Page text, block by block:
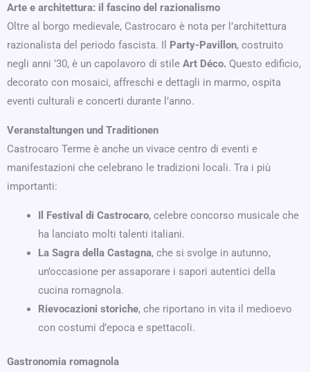
Arte e architettura: il fascino del razionalismo
Oltre al borgo medievale, Castrocaro è nota per l’architettura
razionalista del periodo fascista. Il Party-Pavillon, costruito
negli anni ’30, è un capolavoro di stile Art Déco. Questo edificio,
decorato con mosaici, affreschi e dettagli in marmo, ospita
eventi culturali e concerti durante l’anno.
Veranstaltungen und Traditionen
Castrocaro Terme è anche un vivace centro di eventi e
manifestazioni che celebrano le tradizioni locali. Tra i più
importanti:
Il Festival di Castrocaro, celebre concorso musicale che
ha lanciato molti talenti italiani.
La Sagra della Castagna, che si svolge in autunno,
un’occasione per assaporare i sapori autentici della
cucina romagnola.
Rievocazioni storiche, che riportano in vita il medioevo
con costumi d’epoca e spettacoli.
Gastronomia romagnola